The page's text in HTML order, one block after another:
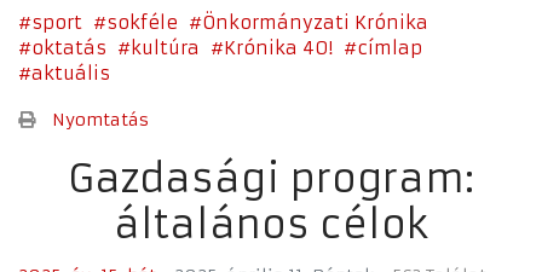
sport sokféle
Önkormányzati Krónika
oktatás
kultúra Krónika 40!
címlap
aktuális
Nyomtatás
Gazdasági program:
általános célok